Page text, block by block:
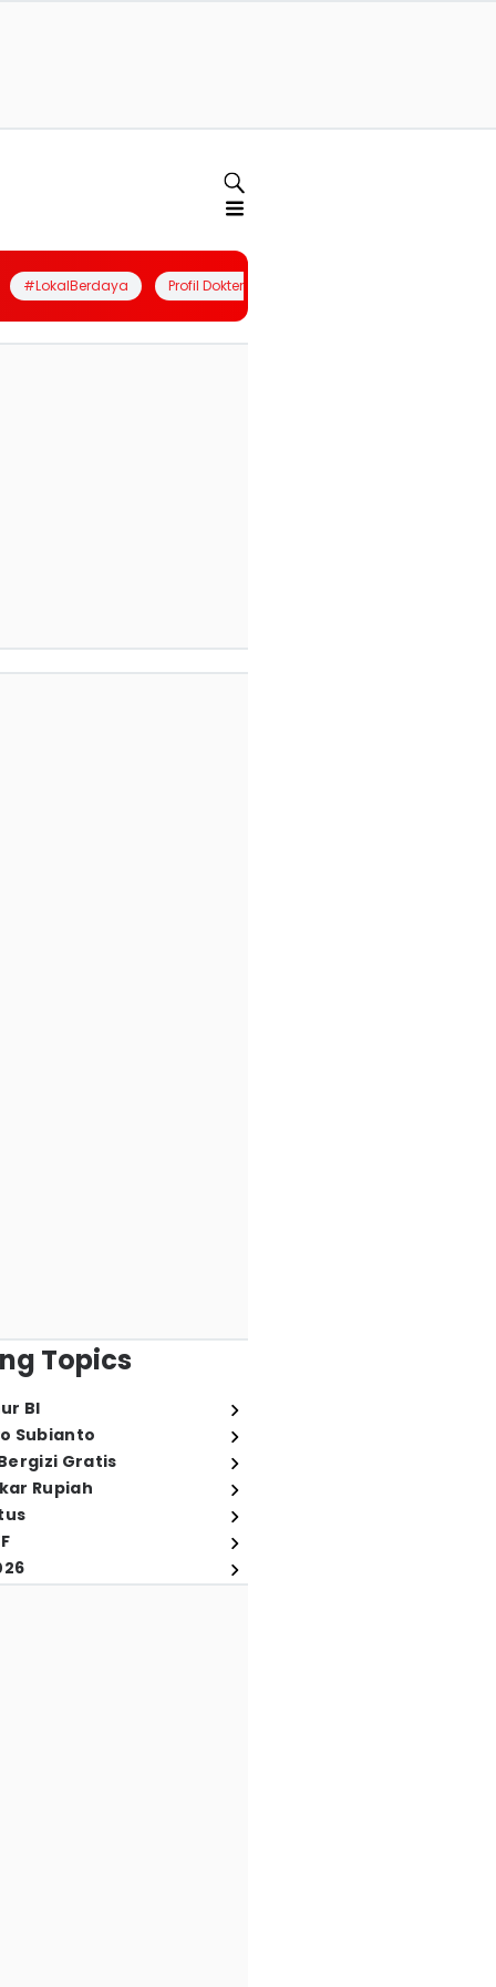
#LokalBerdaya Profil Dokter
Topics
BI
Subianto
Gratis
Rupiah